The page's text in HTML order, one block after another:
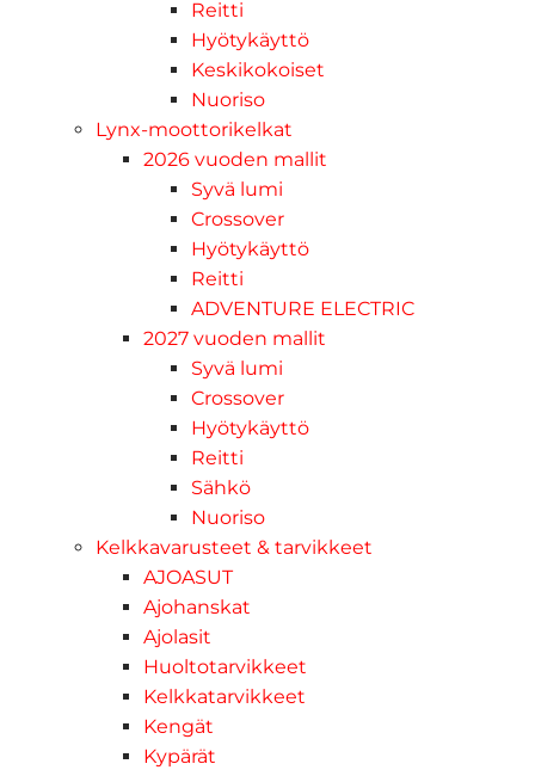
Reitti
Hyötykäyttö
Keskikokoiset
Nuoriso
Lynx-moottorikelkat
2026 vuoden mallit
Syvä lumi
Crossover
Hyötykäyttö
Reitti
ADVENTURE ELECTRIC
2027 vuoden mallit
Syvä lumi
Crossover
Hyötykäyttö
Reitti
Sähkö
Nuoriso
Kelkkavarusteet & tarvikkeet
AJOASUT
Ajohanskat
Ajolasit
Huoltotarvikkeet
Kelkkatarvikkeet
Kengät
Kypärät